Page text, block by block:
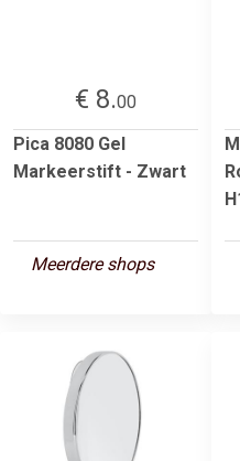
€ 8.00
Pica 8080 Gel
Markeerstift - Zwart
Meerdere shops